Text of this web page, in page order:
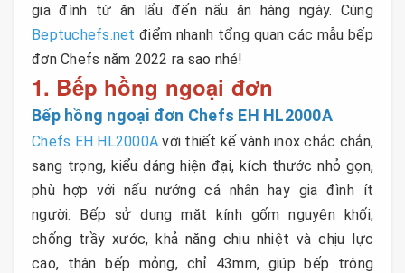
gia đình từ ăn lẩu đến nấu ăn hàng ngày. Cùng
Beptuchefs.net điểm nhanh tổng quan các mẫu bếp
đơn Chefs năm 2022 ra sao nhé!
1. Bếp hồng ngoại đơn
Bếp hồng ngoại đơn Chefs EH HL2000A
Chefs EH HL2000A với thiết kế vành inox chắc chắn,
sang trọng, kiểu dáng hiện đại, kích thước nhỏ gọn,
phù hợp với nấu nướng cá nhân hay gia đình ít
người. Bếp sử dụng mặt kính gốm nguyên khối,
chống trầy xước, khả năng chịu nhiệt và chịu lực
cao, thân bếp mỏng, chỉ 43mm, giúp bếp trông